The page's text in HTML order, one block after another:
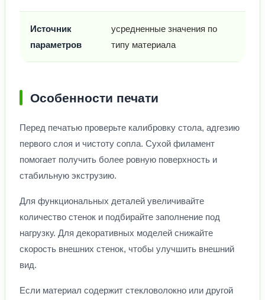
Источник
параметров
усредненные значения по
типу материала
Особенности печати
Перед печатью проверьте калибровку стола, адгезию
первого слоя и чистоту сопла. Сухой филамент
помогает получить более ровную поверхность и
стабильную экструзию.
Для функциональных деталей увеличивайте
количество стенок и подбирайте заполнение под
нагрузку. Для декоративных моделей снижайте
скорость внешних стенок, чтобы улучшить внешний
вид.
Если материал содержит стекловолокно или другой